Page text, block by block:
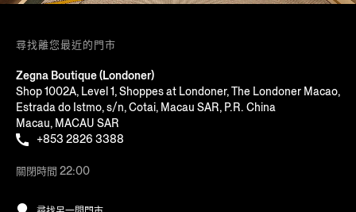
尋找離您最近的門市
Zegna Boutique (Londoner)
Shop 1002A, Level 1, Shoppes at Londoner, The Londoner Macao,
Estrada do Istmo, s/n, Cotai, Macau SAR, P.R. China
Macau, MACAU SAR
+853 2826 3388
關閉時間 22:00